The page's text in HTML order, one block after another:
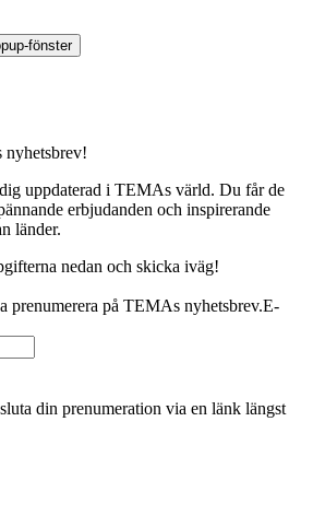
fönster
nyhetsbrev!
uppdaterad i TEMAs värld. Du får de
erbjudanden och inspirerande
länder.
nedan och skicka iväg!
prenumerera på TEMAs nyhetsbrev.E-
din prenumeration via en länk längst